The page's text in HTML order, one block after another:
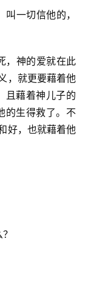
一切信他的，
，神的爱就在此
，就更要藉着他
且藉着神儿子的
的生得救了。不
好，也就藉着他